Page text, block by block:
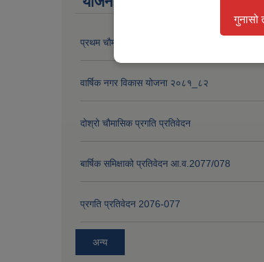
प्रथम चौमासिक प्रगति प्रतिवेदन २०८०-८१
वार्षिक नगर विकास योजना २०८१_८२
दोश्रो चौमासिक प्रगति प्रतिवेदन
बार्षिक समिक्षाको प्रतिवेदन आ.व.2077/078
प्रगति प्रतिवेदन 2076-077
अन्य
गुनासो